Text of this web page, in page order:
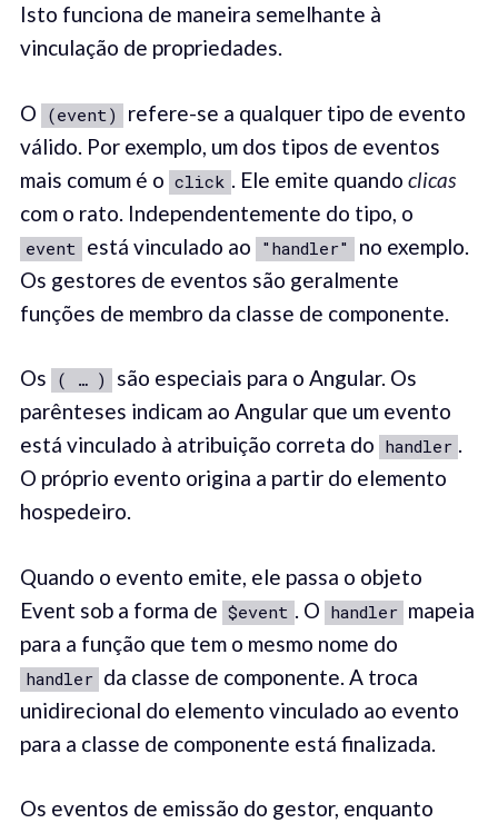
Isto funciona de maneira semelhante à
vinculação de propriedades.
O (event)
refere-se a qualquer tipo de evento
válido. Por exemplo, um dos tipos de eventos
mais comum é o click . Ele emite quando clicas
com o rato. Independentemente do tipo, o
event está vinculado ao "handler"
no exemplo.
Os gestores de eventos são geralmente
funções de membro da classe de componente.
Os ( … )
são especiais para o Angular. Os
parênteses indicam ao Angular que um evento
está vinculado à atribuição correta do handler .
O próprio evento origina a partir do elemento
hospedeiro.
Quando o evento emite, ele passa o objeto
Event sob a forma de $event . O handler mapeia
para a função que tem o mesmo nome do
handler da classe de componente. A troca
unidirecional do elemento vinculado ao evento
para a classe de componente está finalizada.
Os eventos de emissão do gestor, enquanto